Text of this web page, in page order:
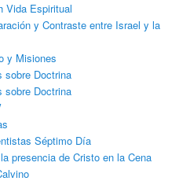
Vida Espiritual
y Contraste entre Israel y la
y Misiones
sobre Doctrina
sobre Doctrina
Séptimo Día
presencia de Cristo en la Cena